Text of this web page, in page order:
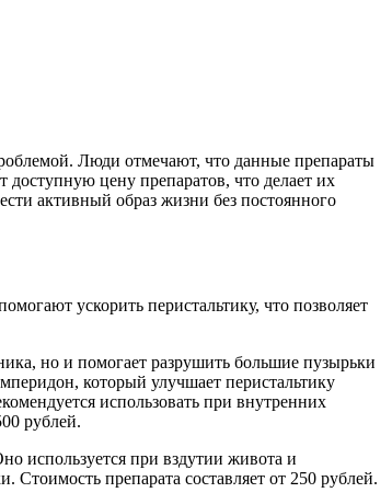
Люди отмечают, что данные препараты
цену препаратов, что делает их
активный образ жизни без постоянного
ускорить перистальтику, что позволяет
но и помогает разрушить большие пузырьки
который улучшает перистальтику
использовать при внутренних
рублей.
используется при вздутии живота и
препарата составляет от 250 рублей.